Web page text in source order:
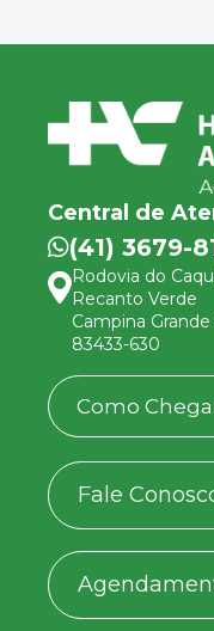
Central de
(41) 3679-
Rodovia do
Recanto Verde
Campina
83433-630
Como
Fale